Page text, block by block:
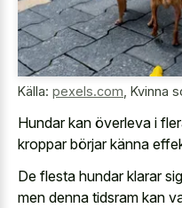
Källa: pexels.com Kvinna
Hundar kan överleva i
kroppar börjar känna
De flesta hundar klarar
men denna tidsram kan